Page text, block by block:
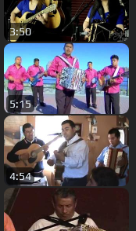
3:50
5:15
4:54